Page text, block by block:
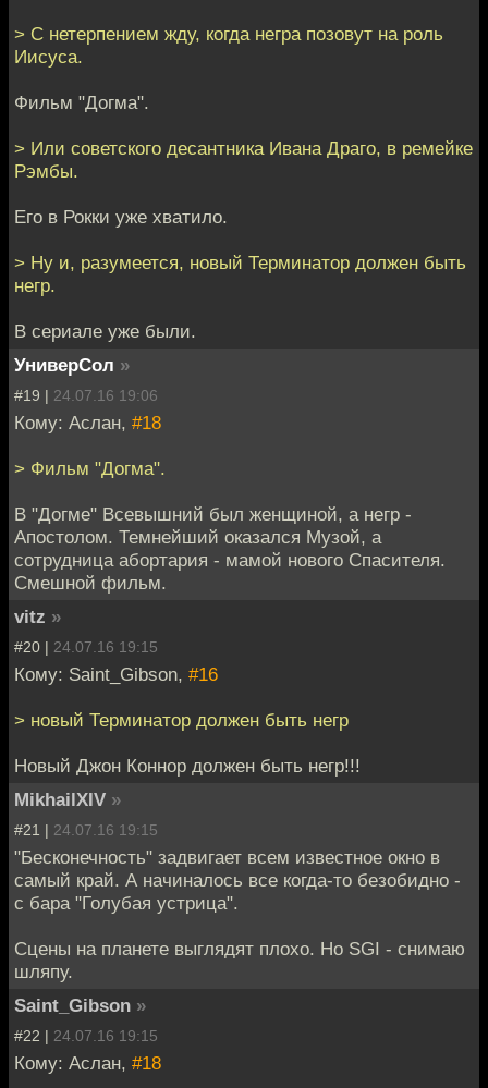
> С нетерпением жду, когда негра позовут на роль
Иисуса.
Фильм "Догма".
> Или советского десантника Ивана Драго, в ремейке
Рэмбы.
Его в Рокки уже хватило.
> Ну и, разумеется, новый Терминатор должен быть
негр.
В сериале уже были.
УниверСол »
#19 | 24.07.16 19:06
Кому: Аслан, #18
> Фильм "Догма".
В "Догме" Всевышний был женщиной, а негр -
Апостолом. Темнейший оказался Музой, а
сотрудница абортария - мамой нового Спасителя.
Смешной фильм.
vitz »
#20 | 24.07.16 19:15
Кому: Saint_Gibson, #16
> новый Терминатор должен быть негр
Новый Джон Коннор должен быть негр!!!
MikhailXIV »
#21 | 24.07.16 19:15
"Бесконечность" задвигает всем известное окно в
самый край. А начиналось все когда-то безобидно -
с бара "Голубая устрица".
Сцены на планете выглядят плохо. Но SGI - снимаю
шляпу.
Saint_Gibson »
#22 | 24.07.16 19:15
Кому: Аслан, #18